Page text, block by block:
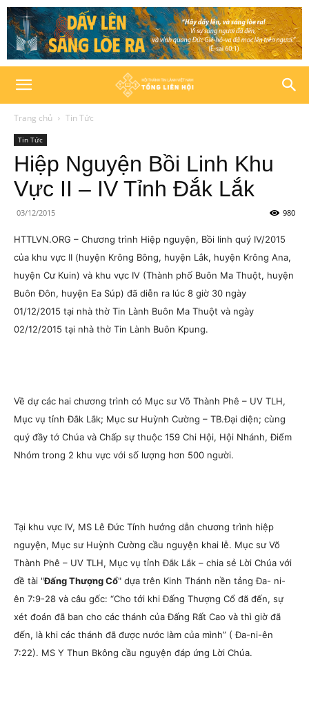
Trang chủ Tin Tức
Tin Tức
Hiệp Nguyện Bồi Linh Khu
Vực II – IV Tỉnh Đắk Lắk
03/12/2015 980
HTTLVN.ORG – Chương trình Hiệp nguyện, Bồi linh quý IV/2015
của khu vực II (huyện Krông Bông, huyện Lắk, huyện Krông Ana,
huyện Cư Kuin) và khu vực IV (Thành phố Buôn Ma Thuột, huyện
Buôn Đôn, huyện Ea Súp) đã diễn ra lúc 8 giờ 30 ngày
01/12/2015 tại nhà thờ Tin Lành Buôn Ma Thuột và ngày
02/12/2015 tại nhà thờ Tin Lành Buôn Kpung.
Về dự các hai chương trình có Mục sư Võ Thành Phê – UV TLH,
Mục vụ tỉnh Đắk Lắk; Mục sư Huỳnh Cường – TB.Đại diện; cùng
quý đầy tớ Chúa và Chấp sự thuộc 159 Chi Hội, Hội Nhánh, Điểm
Nhóm trong 2 khu vực với số lượng hơn 500 người.
Tại khu vực IV, MS Lê Đức Tính hướng dẫn chương trình hiệp
nguyện, Mục sư Huỳnh Cường cầu nguyện khai lễ. Mục sư Võ
Thành Phê – UV TLH, Mục vụ tỉnh Đắk Lắk – chia sẻ Lời Chúa với
đề tài "Đấng Thượng Cổ" dựa trên Kinh Thánh nền tảng Đa- ni-
ên 7:9-28 và câu gốc: “Cho tới khi Đấng Thượng Cổ đã đến, sự
xét đoán đã ban cho các thánh của Đấng Rất Cao và thì giờ đã
đến, là khi các thánh đã được nước làm của mình” ( Đa-ni-ên
7:22). MS Y Thun Bkông cầu nguyện đáp ứng Lời Chúa.